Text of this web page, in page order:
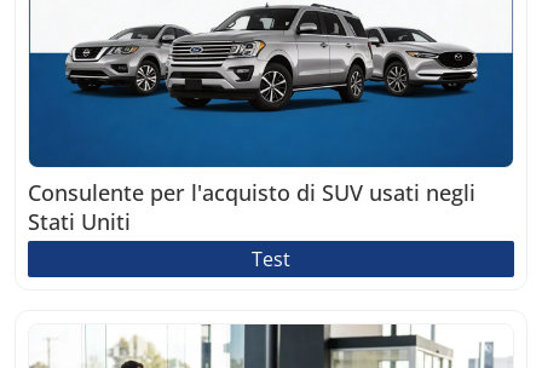
Consulente per l'acquisto di SUV usati negli
Stati Uniti
Test